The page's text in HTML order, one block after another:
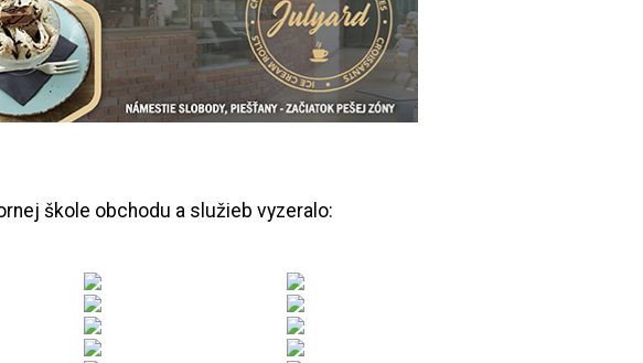
škole obchodu a služieb vyzeralo: